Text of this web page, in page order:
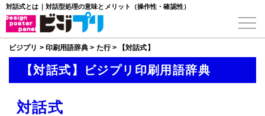
対話式とは｜対話型処理の意味とメリット（操作性・確認性）
ビジプリ > 印刷用語辞典 > た行> 【対話式】
【対話式】ビジプリ印刷用語辞典
対話式